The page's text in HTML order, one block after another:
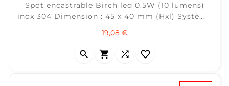
Spot encastrable Birch led 0.5W (10 lumens)
inox 304 Dimension : 45 x 40 mm (Hxl) Système
balisage de votre terrasse
19,08 €Prix
   